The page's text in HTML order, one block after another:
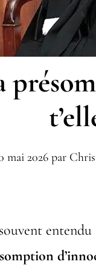
mai 2026par
entendu